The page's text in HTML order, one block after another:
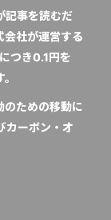
事を読むだ
会社が運営する
つき0.1円を
のための移動に
カーボン・オ